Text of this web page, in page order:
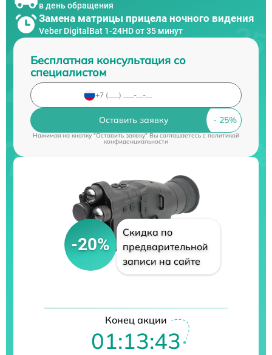
в день обращения
Замена матрицы прицела ночного видения
Veber DigitalBat 1-24HD от 35 минут
Бесплатная консультация со
специалистом
Оставить заявку
Нажимая на кнопку "Оставить заявку" Вы соглашаетесь cполитикой
конфиденциальности
-20%
Скидка по
предварительной
записи на сайте
Конец акции
01:13:42